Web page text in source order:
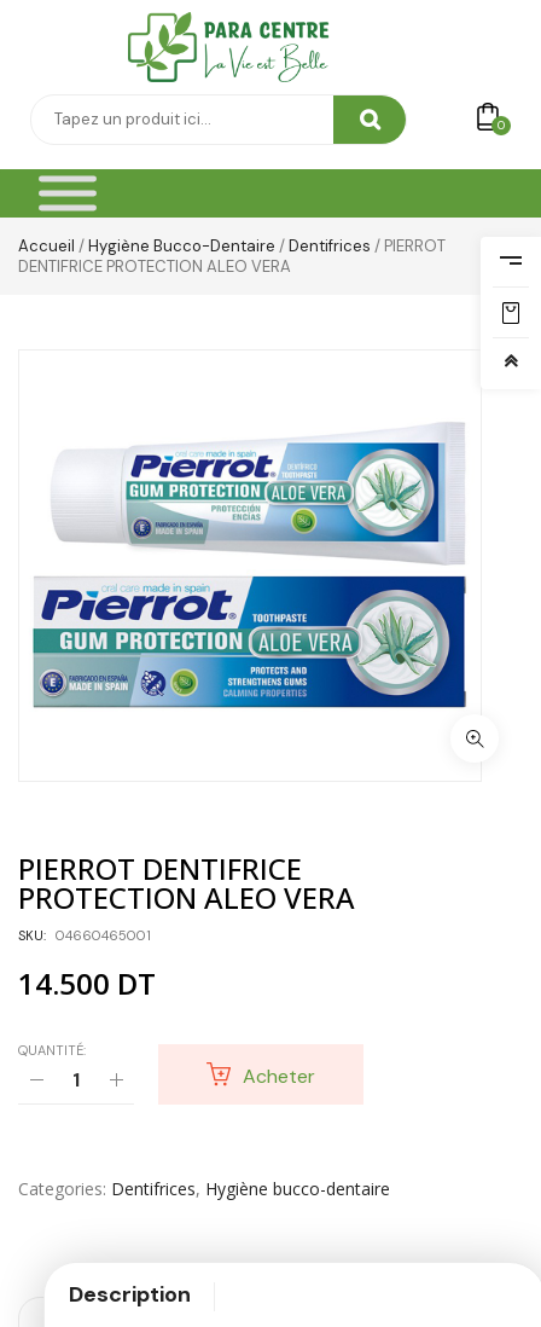
0
Accueil /Hygiène Bucco-Dentaire /Dentifrices / PIERROT
DENTIFRICE PROTECTION ALEO VERA
PIERROT DENTIFRICE
PROTECTION ALEO VERA
SKU: 04660465001
14.500 DT
QUANTITÉ:
Acheter
Categories Dentifrices, Hygiène bucco-dentaire
Description